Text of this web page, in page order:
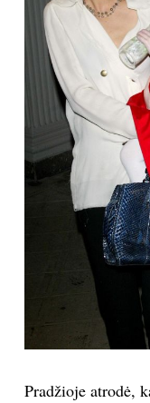
Pradžioje atrodė,